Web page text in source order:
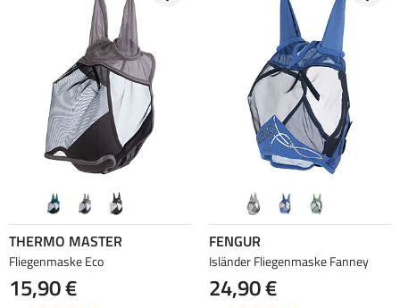
THERMO MASTER
Fliegenmaske Eco
15,90 €
FENGUR
Isländer Fliegenmaske Fanney
24,90 €